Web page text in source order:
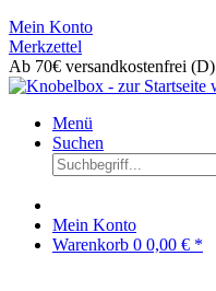
Mein Konto
Merkzettel
Ab 70€ versandkostenfrei (D)
Menü
Suchen
Mein Konto
Warenkorb 0 0,00 € *